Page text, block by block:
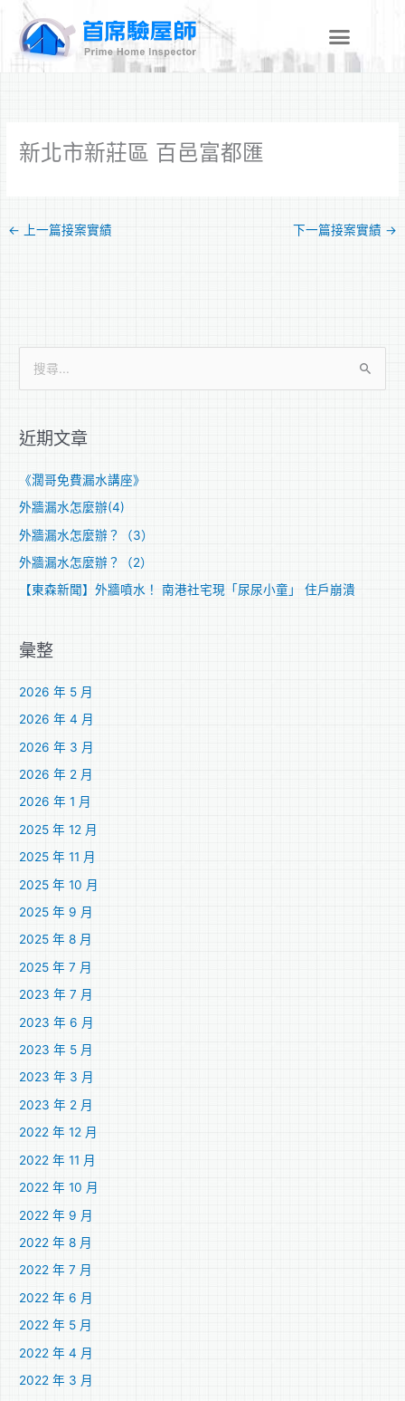
新北市新莊區 百邑富都匯
← 上一篇接案實績 下一篇接案實績 →
鍵
近期文章
《濶哥免費漏水講座》
外牆漏水怎麼辦(4)
外牆漏水怎麼辦？（3）
外牆漏水怎麼辦？（2）
【東森新聞】外牆噴水！ 南港社宅現「尿尿小童」 住戶崩潰
彙整
2026 年 5 月
2026 年 4 月
2026 年 3 月
2026 年 2 月
2026 年 1 月
2025 年 12 月
2025 年 11 月
2025 年 10 月
2025 年 9 月
2025 年 8 月
2025 年 7 月
2023 年 7 月
2023 年 6 月
2023 年 5 月
2023 年 3 月
2023 年 2 月
2022 年 12 月
2022 年 11 月
2022 年 10 月
2022 年 9 月
2022 年 8 月
2022 年 7 月
2022 年 6 月
2022 年 5 月
2022 年 4 月
2022 年 3 月